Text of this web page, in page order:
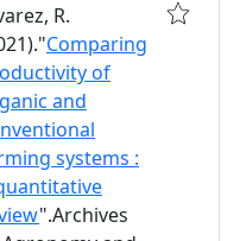
R.
Comparing
of
and
systems :
".Archives